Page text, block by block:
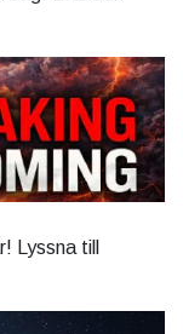
Lyssna till